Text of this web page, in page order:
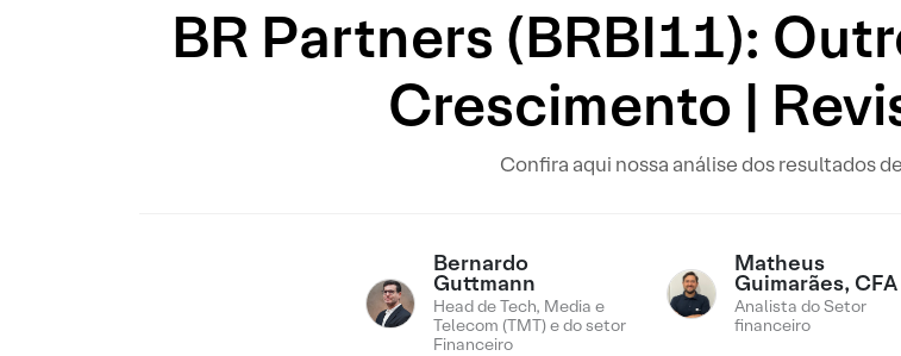
BR Partners (BRBI11):
Crescimento |
Confira aqui nossa análise dos resultados
Bernardo
Guttmann
Head de Tech, Media e
Telecom (TMT) e do setor
Financeiro
Matheus
Guimarães, CFA
Analista do Setor
financeiro